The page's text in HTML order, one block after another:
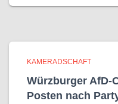
KAMERADSCHAFT
Würzburger AfD-
Posten nach